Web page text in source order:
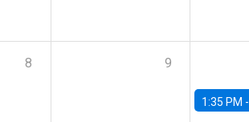
8 9
1:35 PM -